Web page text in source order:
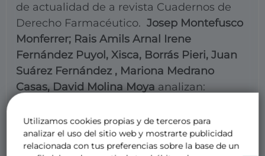
de actualidad de a revista Cuadernos de
Derecho Farmacéutico. Josep Montefusco
Monferrer; Rais Amils Arnal Irene
Fernández Puyol, Xisca, Borrás Pieri, Juan
Suárez Fernández , Mariona Medrano
Casas, David Molina Moya analizan:
de referencia a favor de la innovación
incremental.
Utilizamos cookies propias y de terceros para
analizar el uso del sitio web y mostrarte publicidad
relacionada con tus preferencias sobre la base de un